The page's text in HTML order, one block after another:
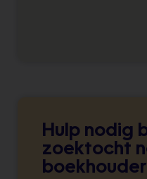
Hulp nodig
zoektocht